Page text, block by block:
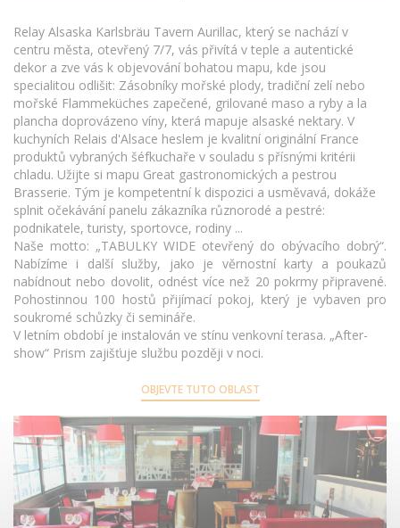
Relay Alsaska Karlsbräu Tavern Aurillac, který se nachází v
centru města, otevřený 7/7, vás přivítá v teple a autentické
dekor a zve vás k objevování bohatou mapu, kde jsou
specialitou odlišit: Zásobníky mořské plody, tradiční zelí nebo
mořské Flammeküches zapečené, grilované maso a ryby a la
plancha doprovázeno víny, která mapuje alsaské nektary. V
kuchyních Relais d'Alsace heslem je kvalitní originální France
produktů vybraných šéfkuchaře v souladu s přísnými kritérii
chladu. Užijte si mapu Great gastronomických a pestrou
Brasserie. Tým je kompetentní k dispozici a usměvavá, dokáže
splnit očekávání panelu zákazníka různorodé a pestré:
podnikatele, turisty, sportovce, rodiny ...
Naše motto: „TABULKY WIDE otevřený do obývacího dobrý“.
Nabízíme i další služby, jako je věrnostní karty a poukazů
nabídnout nebo dovolit, odnést více než 20 pokrmy připravené.
Pohostinnou 100 hostů přijímací pokoj, který je vybaven pro
soukromé schůzky či semináře.
V letním období je instalován ve stínu venkovní terasa. „After-
show“ Prism zajišťuje službu později v noci.
OBJEVTE TUTO OBLAST